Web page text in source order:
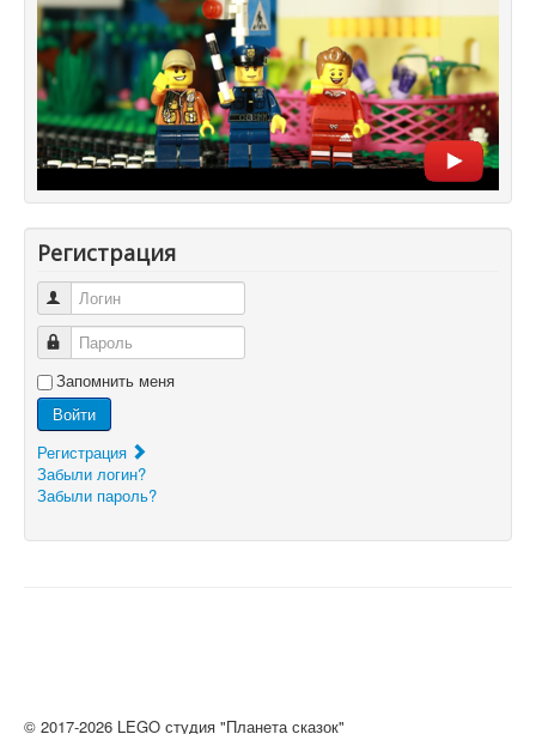
Регистрация
Логин
Пароль
Запомнить меня
Войти
Регистрация
Забыли логин?
Забыли пароль?
© 2017-2026 LEGO студия "Планета сказок"